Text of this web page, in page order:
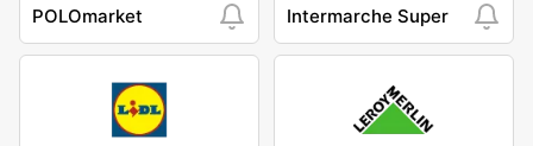
POLOmarket Intermarche Super